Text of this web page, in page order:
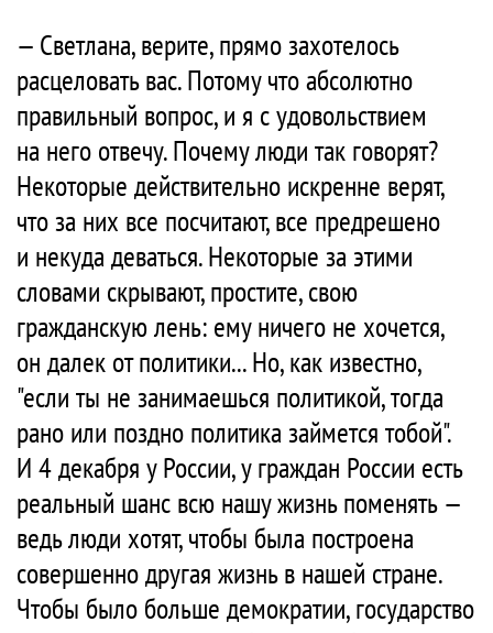
— Светлана, верите, прямо захотелось
расцеловать вас. Потому что абсолютно
правильный вопрос, и я с удовольствием
на него отвечу. Почему люди так говорят?
Некоторые действительно искренне верят,
что за них все посчитают, все предрешено
и некуда деваться. Некоторые за этими
словами скрывают, простите, свою
гражданскую лень: ему ничего не хочется,
он далек от политики... Но, как известно,
"если ты не занимаешься политикой, тогда
рано или поздно политика займется тобой".
И 4 декабря у России, у граждан России есть
реальный шанс всю нашу жизнь поменять —
ведь люди хотят, чтобы была построена
совершенно другая жизнь в нашей стране.
Чтобы было больше демократии, государство